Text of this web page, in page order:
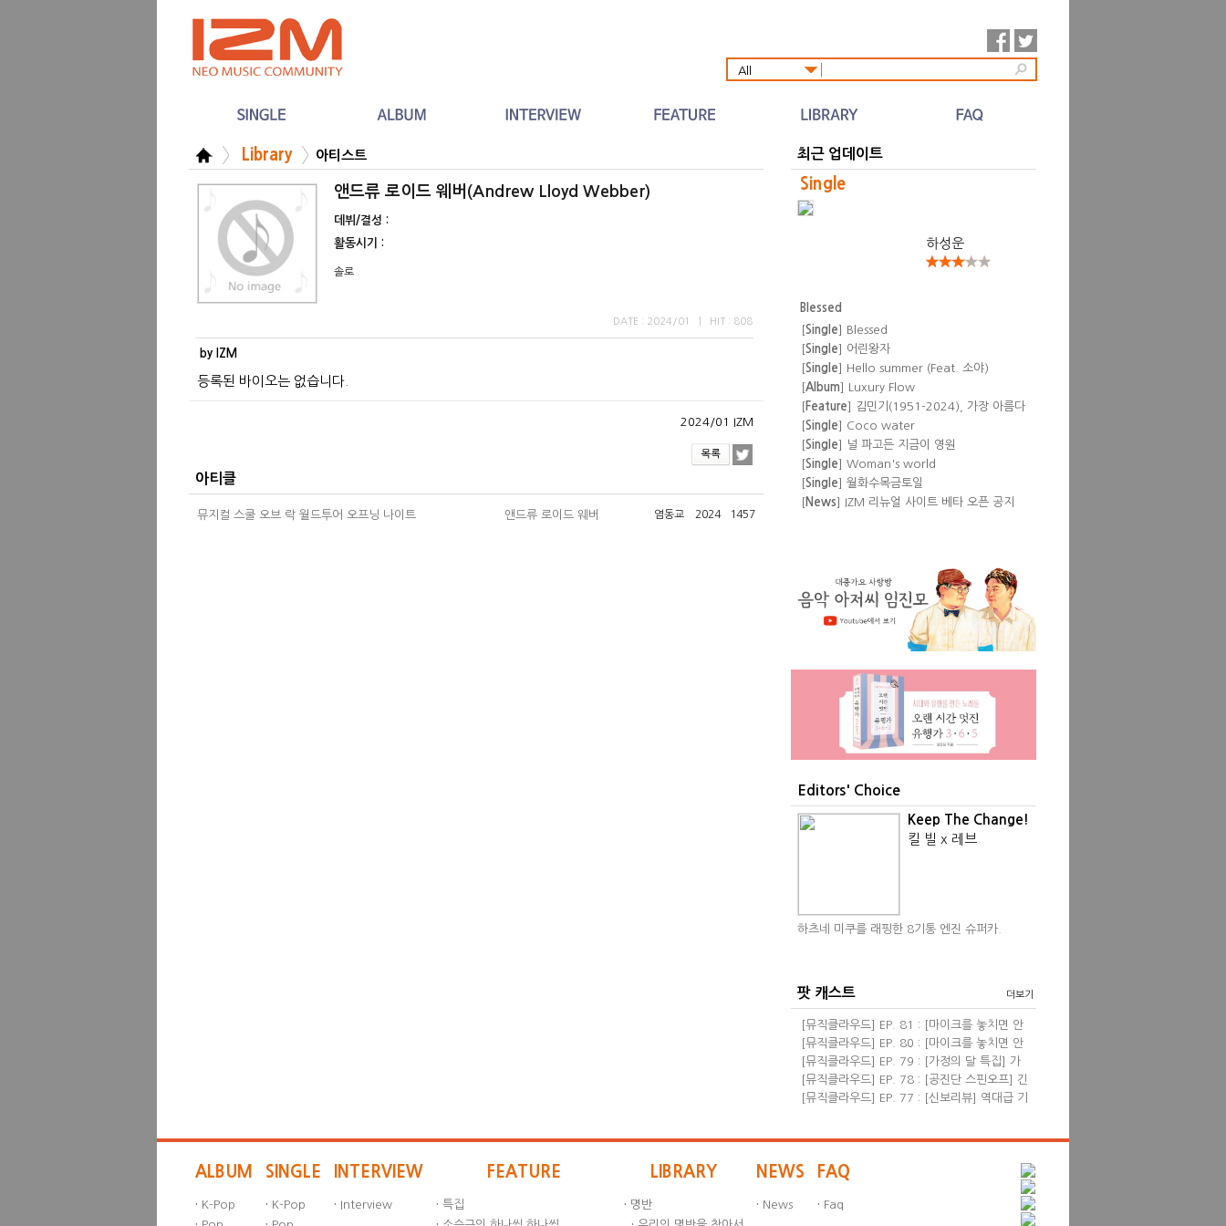
All
Library 아티스트
앤드류 로이드 웨버(Andrew Lloyd Webber)
데뷔/결성 :
활동시기 :
솔로
DATE : 2024/01 HIT : 808
by IZM
등록된 바이오는 없습니다.
2024/01 IZM
아티클
뮤지컬 스쿨 오브 락 월드투어 오프닝 나이트 앤드류 로이드 웨버 염동교 2024 1457
최근 업데이트
Single
하성운
Blessed
[Single] Blessed
[Single] 어린왕자
[Single] Hello summer (Feat. 소야)
[Album] Luxury Flow
[Feature] 김민기(1951-2024), 가장 아름다
운 뒷것
[Single] Coco water
[Single] 널 파고든 지금이 영원
[Single] Woman's world
[Single] 월화수목금토일
[News] IZM 리뉴얼 사이트 베타 오픈 공지
Single] Don't
[Single] Show pony
Editors' Choice
Keep The Change!
킬 빌 x 레브
하츠네 미쿠를 래핑한 8기통 엔진 슈퍼카.
팟 캐스트 더보기
[뮤직클라우드] EP. 81 : [마이크를 놓치면 안
돼!] 영화음악 <프리실라> with 한성현, 염동
교 필자
[뮤직클라우드] EP. 80 : [마이크를 놓치면 안
돼!] 신보 리뷰 wi...
[뮤직클라우드] EP. 79 : [가정의 달 특집] 가
족과 관련된 음악들 &...
[뮤직클라우드] EP. 78 : [공진단 스핀오프] 긴
급 진단! 2024 뮤...
[뮤직클라우드] EP. 77 : [신보리뷰] 역대급 기
ALBUM
· K-Pop
SINGLE
· K-Pop
INTERVIEW
· Interview
FEATURE
· 특집
LIBRARY
· 명반
NEWS
· News
FAQ
· Faq